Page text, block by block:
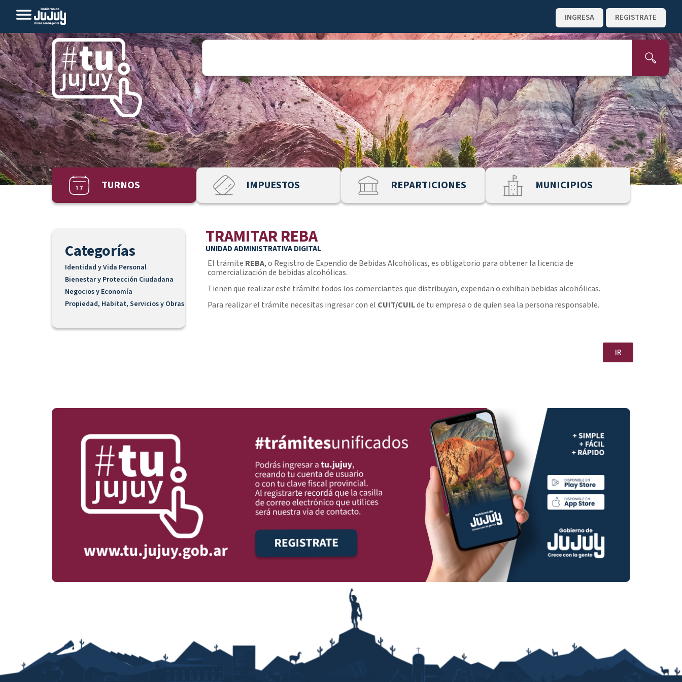
INGRESA REGISTRATE
TURNOS IMPUESTOS REPARTICIONES MUNICIPIOS
Categorías
Identidad y Vida Personal
Bienestar y Protección Ciudadana
Negocios y Economía
Propiedad, Habitat, Servicios y Obras
TRAMITAR REBA
UNIDAD ADMINISTRATIVA DIGITAL
El trámite REBA, o Registro de Expendio de Bebidas Alcohólicas, es obligatorio para obtener la licencia de
comercialización de bebidas alcohólicas.
Tienen que realizar este trámite todos los comerciantes que distribuyan, expendan o exhiban bebidas alcohólicas.
Para realizar el trámite necesitas ingresar con el CUIT/CUILde tu empresa o de quien sea la persona responsable.
IR